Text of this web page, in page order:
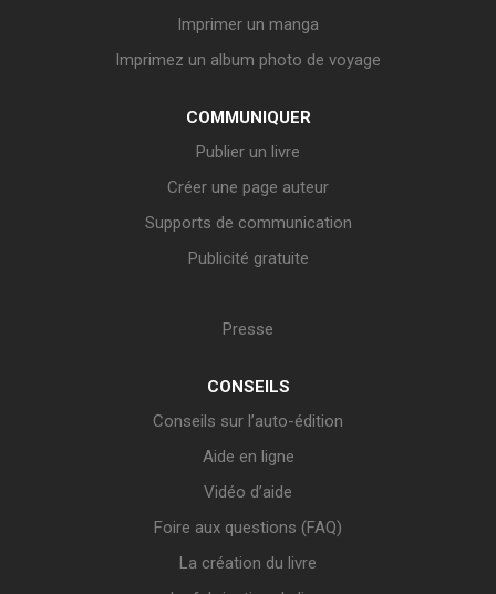
Imprimer un manga
Imprimez un album photo de voyage
COMMUNIQUER
Publier un livre
Créer une page auteur
Supports de communication
Publicité gratuite
Presse
CONSEILS
Conseils sur l’auto-édition
Aide en ligne
Vidéo d’aide
Foire aux questions (FAQ)
La création du livre